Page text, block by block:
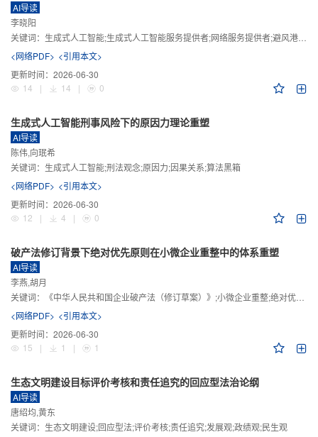
AI导读
李晓阳
关键词： 生成式人工智能;生成式人工智能服务提供者;网络服务提供者;避风港规则;版权责任
<网络PDF> <引用本文>
更新时间： 2026-06-30
14
| 14 | 0
生成式人工智能刑事风险下的原因力理论重塑
AI导读
陈伟,向珉希
关键词： 生成式人工智能;刑法观念;原因力;因果关系;算法黑箱
<网络PDF> <引用本文>
更新时间： 2026-06-30
12
| 4 | 0
破产法修订背景下绝对优先原则在小微企业重整中的体系重塑
AI导读
李燕,胡月
关键词：
《中华人民共和国企业破产法（修订草案）》;小微企业重整;绝对优先原则;股东权益保留;预期可支配收入标准
<网络PDF> <引用本文>
更新时间： 2026-06-30
15
| 1 | 1
生态文明建设目标评价考核和责任追究的回应型法治论纲
AI导读
唐绍均,黄东
关键词： 生态文明建设;回应型法;评价考核;责任追究;发展观;政绩观;民生观